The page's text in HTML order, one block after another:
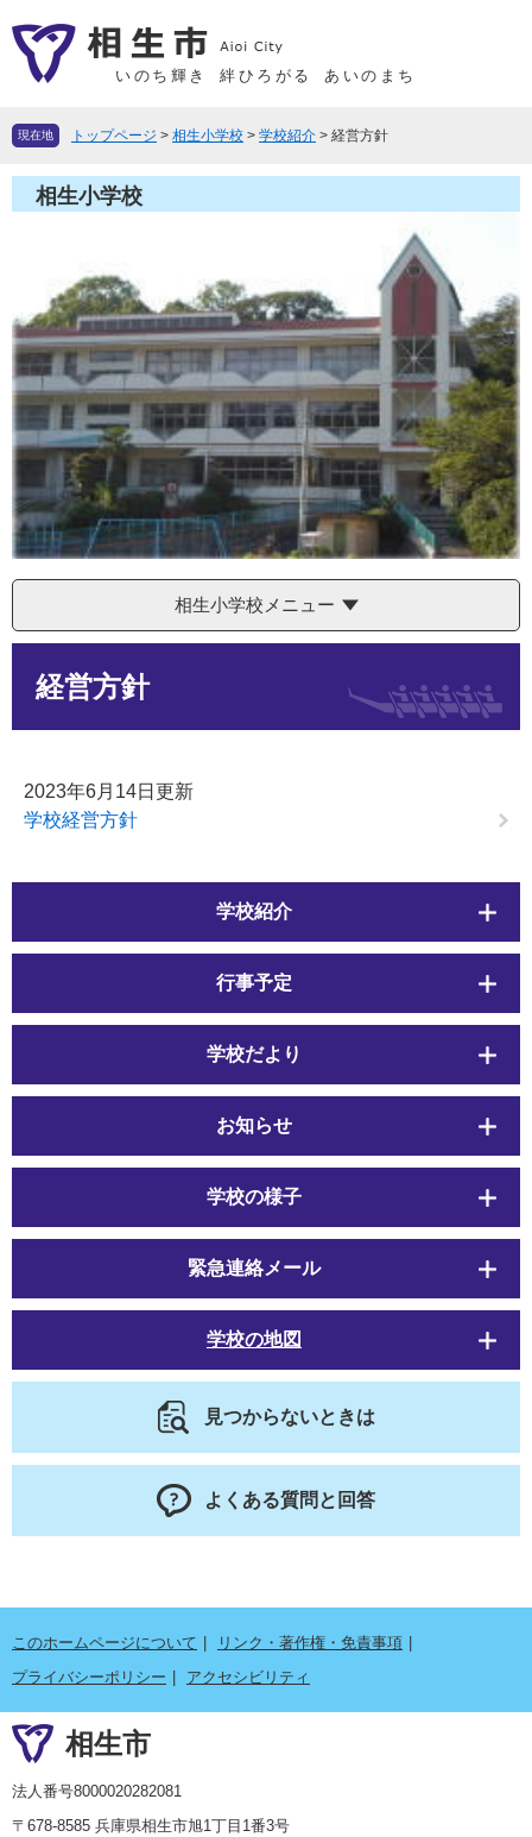
ー
先
す
ニ
を
し
へ
いのち輝き 絆ひろがる あいのまち
現在地 トップページ > 相生小学校 > 学校紹介 > 経営方針
相生小学校
相生小学校メニュー
経営方針
2023年6月14日更新
学校経営方針
学校紹介
行事予定
学校だより
お知らせ
学校の様子
緊急連絡メール
学校の地図
見つからないときは
よくある質問と回答
このホームページについて
リンク・著作権・免責事項
プライバシーポリシー
アクセシビリティ
相生市
法人番号8000020282081
〒678-8585 兵庫県相生市旭1丁目1番3号